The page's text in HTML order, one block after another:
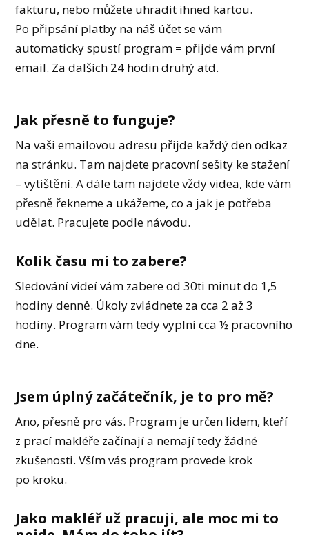
fakturu, nebo můžete uhradit ihned kartou.
Po připsání platby na náš účet se vám
automaticky spustí program = přijde vám první
email. Za dalších 24 hodin druhý atd.
Jak přesně to funguje?
Na vaši emailovou adresu přijde každý den odkaz
na stránku. Tam najdete pracovní sešity ke stažení
– vytištění. A dále tam najdete vždy videa, kde vám
přesně řekneme a ukážeme, co a jak je potřeba
udělat. Pracujete podle návodu.
Kolik času mi to zabere?
Sledování videí vám zabere od 30ti minut do 1,5
hodiny denně. Úkoly zvládnete za cca 2 až 3
hodiny. Program vám tedy vyplní cca ½ pracovního
dne.
Jsem úplný začátečník, je to pro mě?
Ano, přesně pro vás. Program je určen lidem, kteří
z prací makléře začínají a nemají tedy žádné
zkušenosti. Vším vás program provede krok
po kroku.
Jako makléř už pracuji, ale moc mi to